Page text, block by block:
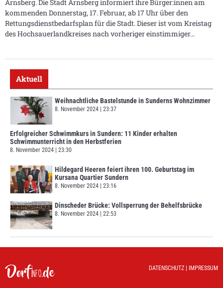
Arnsberg. Die Stadt Arnsberg informiert ihre Bürger:innen am
kommenden Donnerstag, 17. Februar, ab 17 Uhr über den
Rettungsdienstbedarfsplan für die Stadt. Dieser ist vom Kreistag
des Hochsauerlandkreises nach vorheriger einstimmiger
Aktuell
Weihnachtliche Bastelstunde in Sunderns Wohnzimmer
8. November 2024 23:37
Erfolgreicher Schwimmkurs in Sundern: 11 Kinder erhalten
Schwimmunterricht in den Herbstferien
8. November 2024 23:30
Hildegard Heeren feiert ihren 100. Geburtstag im
Kursana Quartier Sundern
8. November 2024 23:16
Dinscheder Brücke: Vollsperrung der Behelfsbrücke
8. November 2024 22:53
DATENSCHUTZ IMPRESSUM